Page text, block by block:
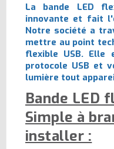
La bande LED
innovante et fait
Notre société a
mettre au point
flexible USB. Elle
protocole USB et
lumière tout
Bande LED
Simple à
installer :